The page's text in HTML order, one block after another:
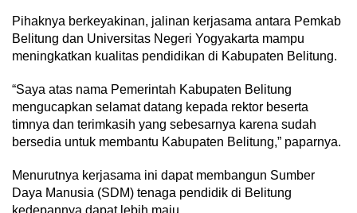
Pihaknya berkeyakinan, jalinan kerjasama antara Pemkab
Belitung dan Universitas Negeri Yogyakarta mampu
meningkatkan kualitas pendidikan di Kabupaten Belitung.
“Saya atas nama Pemerintah Kabupaten Belitung
mengucapkan selamat datang kepada rektor beserta
timnya dan terimkasih yang sebesarnya karena sudah
bersedia untuk membantu Kabupaten Belitung,” paparnya.
Menurutnya kerjasama ini dapat membangun Sumber
Daya Manusia (SDM) tenaga pendidik di Belitung
kedepannya dapat lebih maju.